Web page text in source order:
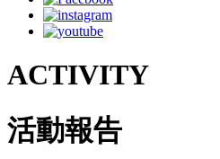
ACTIVITY
活動報告